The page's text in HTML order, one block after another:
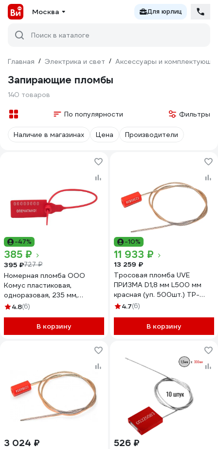
Москва Для юрлиц
Поиск в каталоге
Главная / Электрика и свет / Аксессуары и
Запирающие пломбы
140 товаров
По популярности Фильтры
Наличие в магазинах Цена Производители
-47%
385 ₽
395 ₽727 ₽
Номерная пломба ООО
Комус пластиковая,
одноразовая, 235 мм,
красные, 50 штук/упаковка
4.8(6)
В корзину
-10%
11 933 ₽
13 259 ₽
Тросовая пломба UVE
ПРИЗМА D1,8 мм L500 мм
красная (уп. 500шт.) TP-
PRIZMA-1,8-500-500
4.7(6)
В корзину
3 024 ₽ 526 ₽